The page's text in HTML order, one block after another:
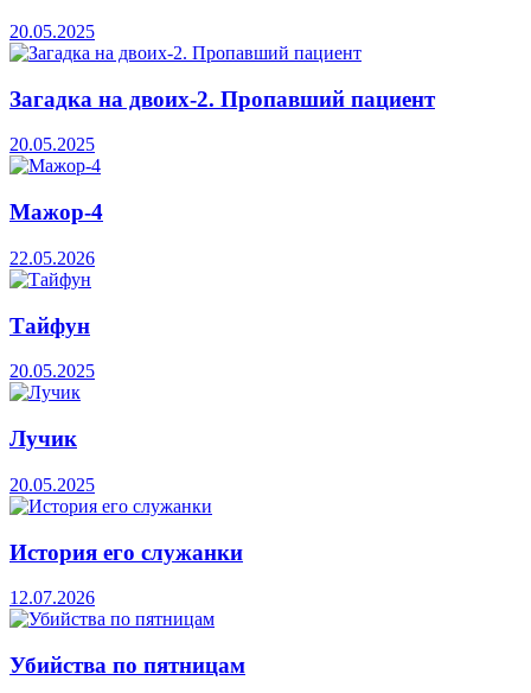
20.05.2025
Загадка на двоих-2. Пропавший пациент
20.05.2025
Мажор-4
22.05.2026
Тайфун
20.05.2025
Лучик
20.05.2025
История его служанки
12.07.2026
Убийства по пятницам